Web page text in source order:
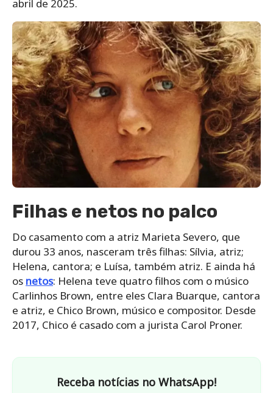
abril de 2025.
Filhas e netos no palco
Do casamento com a atriz Marieta Severo, que
durou 33 anos, nasceram três filhas: Sílvia, atriz;
Helena, cantora; e Luísa, também atriz. E ainda há
os netos: Helena teve quatro filhos com o músico
Carlinhos Brown, entre eles Clara Buarque, cantora
e atriz, e Chico Brown, músico e compositor.​ Desde
2017, Chico é casado com a jurista Carol Proner.
Receba notícias no WhatsApp!